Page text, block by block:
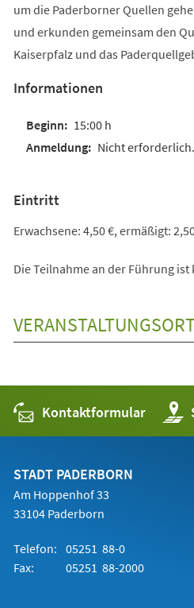
um die Paderborner Quellen
und erkunden gemeinsam den
Kaiserpfalz und das
Informationen
15:00 h
Nicht erforderlich.
Eintritt
Erwachsene: 4,50 €, ermäßigt:
Die Teilnahme an der Führung ist
Kontaktformular
in
STADT PADERBORN
Am Hoppenhof 33
33104 Paderborn
Telefon: 05251 88-0
Fax:
05251 88-2000